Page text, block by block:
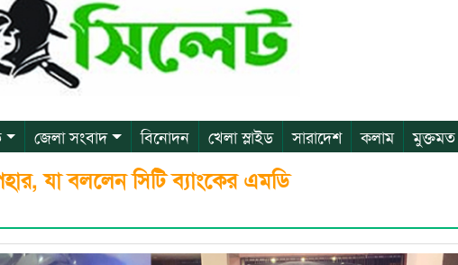
জেলা সংবাদ বিনোদন খেলা স্লাইড সারাদেশ কলাম মুক্তমত
যা বললেন সিটি ব্যাংকের এমডি